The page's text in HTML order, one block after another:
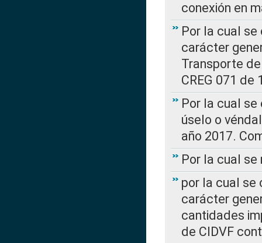
conexión en
Por la cual
carácter
Transporte
CREG 071 de
Por la cual
úselo o
año 2017.
Por la cual se
por la cual se
carácter
cantidades
de CIDVF